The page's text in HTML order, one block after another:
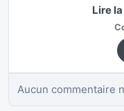
Lire
Aucun commentaire